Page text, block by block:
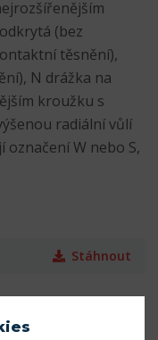
(bez
těsnění),
N drážka na
kroužku s
radiální vůlí
označení W nebo S,
Stáhnout